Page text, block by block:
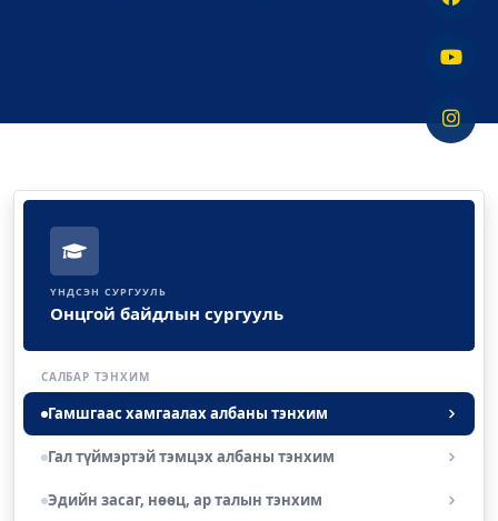
ҮНДСЭН СУРГУУЛЬ
Онцгой байдлын сургууль
САЛБАР ТЭНХИМ
Гамшгаас хамгаалах албаны тэнхим
Гал түймэртэй тэмцэх албаны тэнхим
Эдийн засаг, нөөц, ар талын тэнхим